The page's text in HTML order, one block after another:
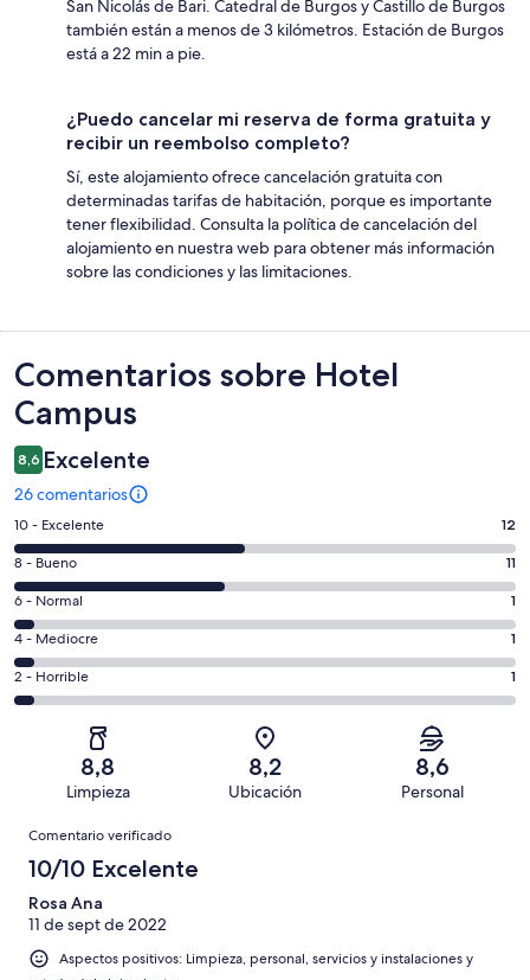
San Nicolás de Bari. Catedral de Burgos y Castillo de Burgos
también están a menos de 3 kilómetros. Estación de Burgos
está a 22 min a pie.
¿Puedo cancelar mi reserva de forma gratuita y
recibir un reembolso completo?
Sí, este alojamiento ofrece cancelación gratuita con
determinadas tarifas de habitación, porque es importante
tener flexibilidad. Consulta la política de cancelación del
alojamiento en nuestra web para obtener más información
sobre las condiciones y las limitaciones.
Comentarios
Comentarios sobre Hotel
Campus
8,6 Excelente
26 comentarios
12
comentarios
de
un
total
de
26
con
puntuación
10 - Excelente 12
11
comentarios
de
un
total
de
puntuación
8 - Bueno 11
1
comentarios
de
un
total
puntuación
Normal
6 - Normal 1
1
comentarios
de
una
puntuación
Mediocre
4 - Mediocre 1
1
comentarios
26
una
puntuación
de
2 - Horrible 1
8,8
Limpieza
8,2
Ubicación
8,6
Personal
Comentarios
Comentario verificado
10/10 Excelente
Rosa Ana
11 de sept de 2022
Aspectos positivos: Limpieza, personal, servicios y instalaciones y